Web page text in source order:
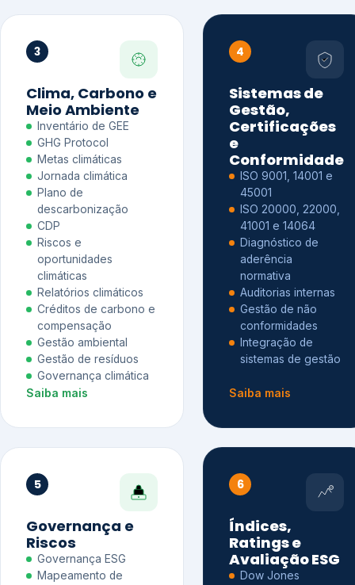
3
Clima, Carbono e
Meio Ambiente
Inventário de GEE
GHG Protocol
Metas climáticas
Jornada climática
Plano de
descarbonização
CDP
Riscos e
oportunidades
climáticas
Relatórios climáticos
Créditos de carbono e
compensação
Gestão ambiental
Gestão de resíduos
Governança climática
Saiba mais
4
Sistemas de
Gestão,
Certificações
e
Conformidade
ISO 9001, 14001 e
45001
ISO 20000, 22000,
41001 e 14064
Diagnóstico de
aderência
normativa
Auditorias internas
Gestão de não
conformidades
Integração de
sistemas de gestão
Saiba mais
5
Governança e
Riscos
Governança ESG
Mapeamento de
6
Índices,
Ratings e
Avaliação ESG
Dow Jones